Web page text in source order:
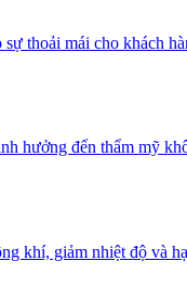
thoải mái cho khách
hưởng đến thẩm mỹ
khí, giảm nhiệt độ và